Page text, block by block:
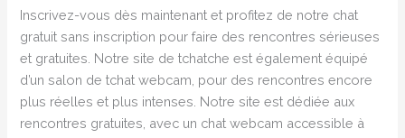
Inscrivez-vous dès maintenant et profitez de notre chat
gratuit sans inscription pour faire des rencontres sérieuses
et gratuites. Notre site de tchatche est également équipé
d’un salon de tchat webcam, pour des rencontres encore
plus réelles et plus intenses. Notre site est dédiée aux
rencontres gratuites, avec un chat webcam accessible à